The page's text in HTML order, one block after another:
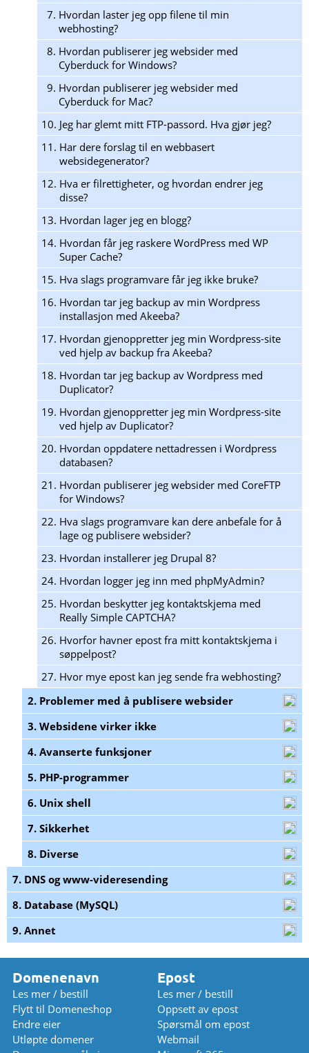
7. Hvordan laster jeg opp filene til min
webhosting?
8. Hvordan publiserer jeg websider med
Cyberduck for Windows?
9. Hvordan publiserer jeg websider med
Cyberduck for Mac?
10. Jeg har glemt mitt FTP-passord. Hva gjør jeg?
11. Har dere forslag til en webbasert
websidegenerator?
12. Hva er filrettigheter, og hvordan endrer jeg
disse?
13. Hvordan lager jeg en blogg?
14. Hvordan får jeg raskere WordPress med WP
Super Cache?
15. Hva slags programvare får jeg ikke bruke?
16. Hvordan tar jeg backup av min Wordpress
installasjon med Akeeba?
17. Hvordan gjenoppretter jeg min Wordpress-site
ved hjelp av backup fra Akeeba?
18. Hvordan tar jeg backup av Wordpress med
Duplicator?
19. Hvordan gjenoppretter jeg min Wordpress-site
ved hjelp av Duplicator?
20. Hvordan oppdatere nettadressen i Wordpress
databasen?
21. Hvordan publiserer jeg websider med CoreFTP
for Windows?
22. Hva slags programvare kan dere anbefale for å
lage og publisere websider?
23. Hvordan installerer jeg Drupal 8?
24. Hvordan logger jeg inn med phpMyAdmin?
25. Hvordan beskytter jeg kontaktskjema med
Really Simple CAPTCHA?
26. Hvorfor havner epost fra mitt kontaktskjema i
søppelpost?
27. Hvor mye epost kan jeg sende fra webhosting?
2. Problemer med å publisere websider
3. Websidene virker ikke
4. Avanserte funksjoner
5. PHP-programmer
6. Unix shell
7. Sikkerhet
8. Diverse
7. DNS og www-videresending
8. Database (MySQL)
9. Annet
Domenenavn
Les mer / bestill
Flytt til Domeneshop
Endre eier
Utløpte domener
Epost
Les mer / bestill
Oppsett av epost
Spørsmål om epost
Webmail